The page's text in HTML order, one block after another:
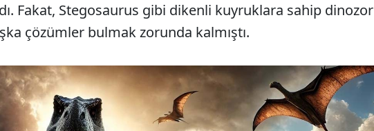
Fakat, Stegosaurus gibi dikenli kuyruklara sahip dinozor
çözümler bulmak zorunda kalmıştı.